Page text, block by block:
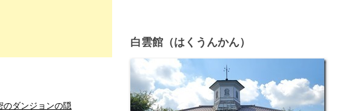
白雲館（はくうんかん）
のダンジョンの隠